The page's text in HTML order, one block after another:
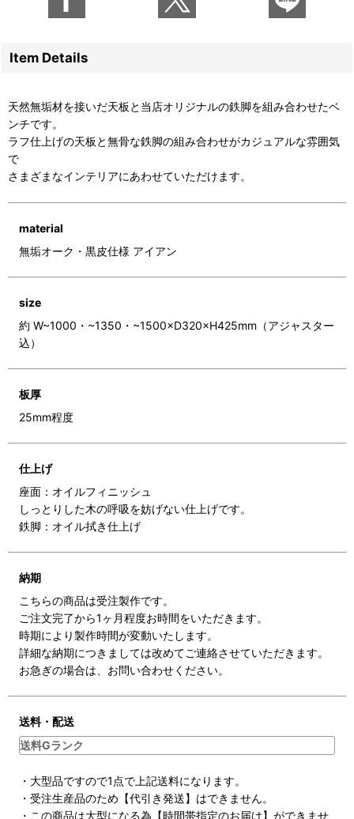
Item Details
天然無垢材を接いだ天板と当店オリジナルの鉄脚を組み合わせたベ
ンチです。
ラフ仕上げの天板と無骨な鉄脚の組み合わせがカジュアルな雰囲気
で
さまざまなインテリアにあわせていただけます。
material
無垢オーク・黒皮仕様 アイアン
size
約 W~1000・~1350・~1500×D320×H425mm（アジャスター
込）
板厚
25mm程度
仕上げ
座面：オイルフィニッシュ
しっとりした木の呼吸を妨げない仕上げです。
鉄脚：オイル拭き仕上げ
納期
こちらの商品は受注製作です。
ご注文完了から1ヶ月程度お時間をいただきます。
時期により製作時間が変動いたします。
詳細な納期につきましては改めてご連絡させていただきます。
お急ぎの場合は、お問い合わせください。
送料・配送
送料Gランク
・大型品ですので1点で上記送料になります。
・受注生産品のため【代引き発送】はできません。
・この商品は大型になる為【時間帯指定のお届け】ができませ